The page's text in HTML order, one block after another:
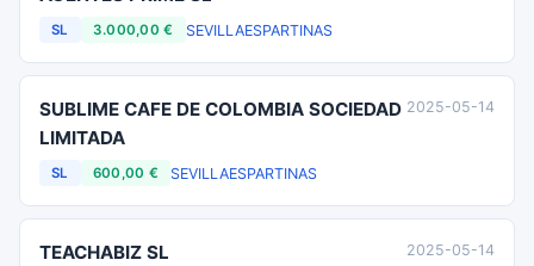
SL 3.000,00 € SEVILLAESPARTINAS
SUBLIME CAFE DE COLOMBIA SOCIEDAD
LIMITADA
SL 600,00 € SEVILLAESPARTINAS
2025-05-14
TEACHABIZ SL 2025-05-14